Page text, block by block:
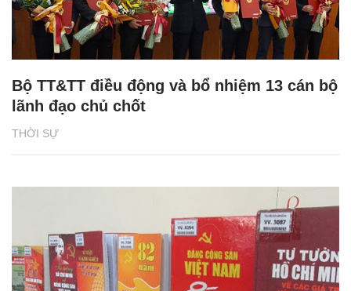
THỜI SỰ
Bộ TT&TT điều động và bổ nhiệm 13 cán bộ
lãnh đạo chủ chốt